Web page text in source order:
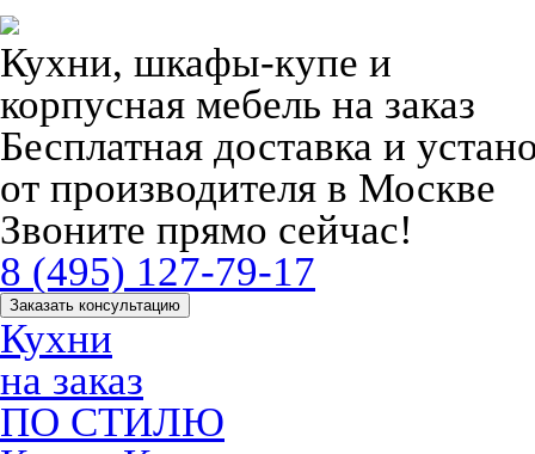
Кухни, шкафы-купе и
корпусная мебель на заказ
Бесплатная доставка и
от производителя в Москве
Звоните прямо сейчас!
8 (495) 127-79-17
Заказать консультацию
Кухни
на заказ
ПО СТИЛЮ